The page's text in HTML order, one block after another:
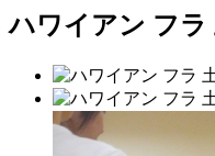
ハワイアン フラ